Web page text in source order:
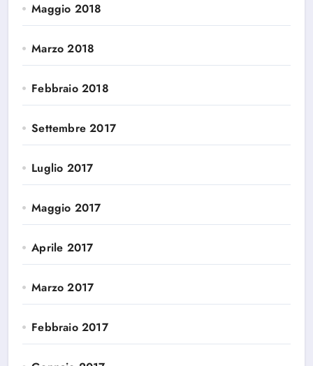
Maggio 2018
Marzo 2018
Febbraio 2018
Settembre 2017
Luglio 2017
Maggio 2017
Aprile 2017
Marzo 2017
Febbraio 2017